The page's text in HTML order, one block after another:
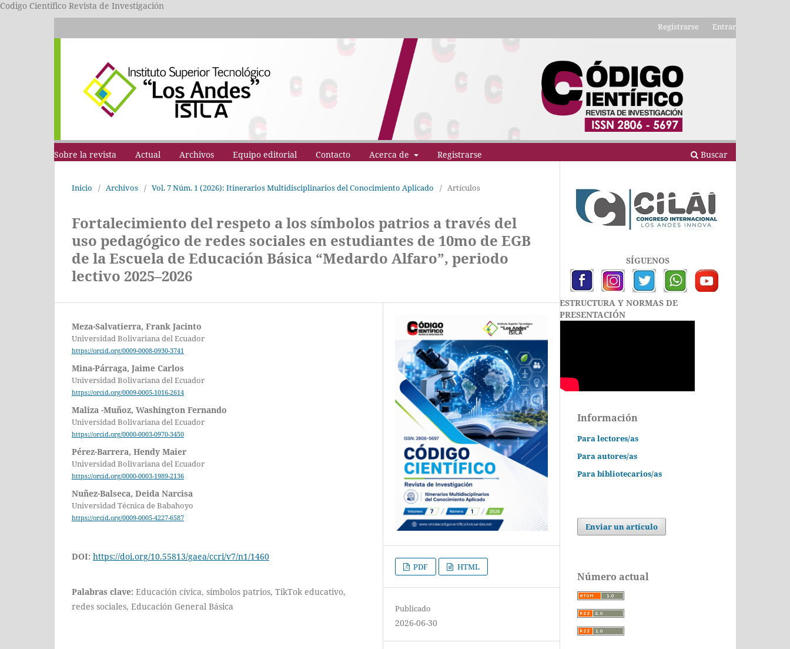
Codigo Científico Revista de Investigación
Sobre la revista Actual Archivos Equipo editorial Contacto Acerca de Registrarse Buscar
Registrarse Entrar
Inicio / Archivos / Vol. 7 Núm. 1 (2026): Itinerarios Multidisciplinarios del Conocimiento Aplicado / Artículos
Fortalecimiento del respeto a los símbolos patrios a través del
uso pedagógico de redes sociales en estudiantes de 10mo de EGB
de la Escuela de Educación Básica “Medardo Alfaro”, periodo
lectivo 2025–2026
Meza-Salvatierra, Frank Jacinto
Universidad Bolivariana del Ecuador
https://orcid.org/0009-0008-0930-3741
Mina-Párraga, Jaime Carlos
Universidad Bolivariana del Ecuador
https://orcid.org/0009-0005-1016-2614
Maliza -Muñoz, Washington Fernando
Universidad Bolivariana del Ecuador
https://orcid.org/0000-0003-0970-3450
Pérez-Barrera, Hendy Maier
Universidad Bolivariana del Ecuador
https://orcid.org/0000-0003-1989-2136
Nuñez-Balseca, Deida Narcisa
Universidad Técnica de Babahoyo
https://orcid.org/0009-0005-4227-6587
DOI: https://doi.org/10.55813/gaea/ccri/v7/n1/1460
Palabras clave: Educación cívica, símbolos patrios, TikTok educativo,
redes sociales, Educación General Básica
PDF HTML
Publicado
2026-06-30
SÍGUENOS
ESTRUCTURA Y NORMAS DE
PRESENTACIÓN
Información
Para lectores/as
Para autores/as
Para bibliotecarios/as
Enviar un artículo
Número actual